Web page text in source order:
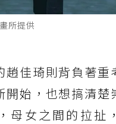
所提供
趙佳琦則背負著重
開始，也想搞清楚
母女之間的拉扯